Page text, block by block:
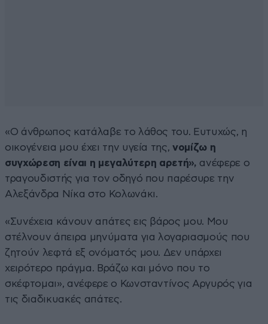
«Ο άνθρωπος κατάλαβε το λάθος του. Ευτυχώς, η
οικογένεια μου έχει την υγεία της,νομίζω η
συγχώρεση είναι η μεγαλύτερη αρετή», ανέφερε ο
τραγουδιστής για τον οδηγό που παρέσυρε την
Αλεξάνδρα Νίκα στο Κολωνάκι.
«Συνέχεια κάνουν απάτες εις βάρος μου. Μου
στέλνουν άπειρα μηνύματα για λογαριασμούς που
ζητούν λεφτά εξ ονόματός μου. Δεν υπάρχει
χειρότερο πράγμα. Βράζω και μόνο που το
σκέφτομαι», ανέφερε ο Κωνσταντίνος Αργυρός για
τις διαδικυακές απάτες.